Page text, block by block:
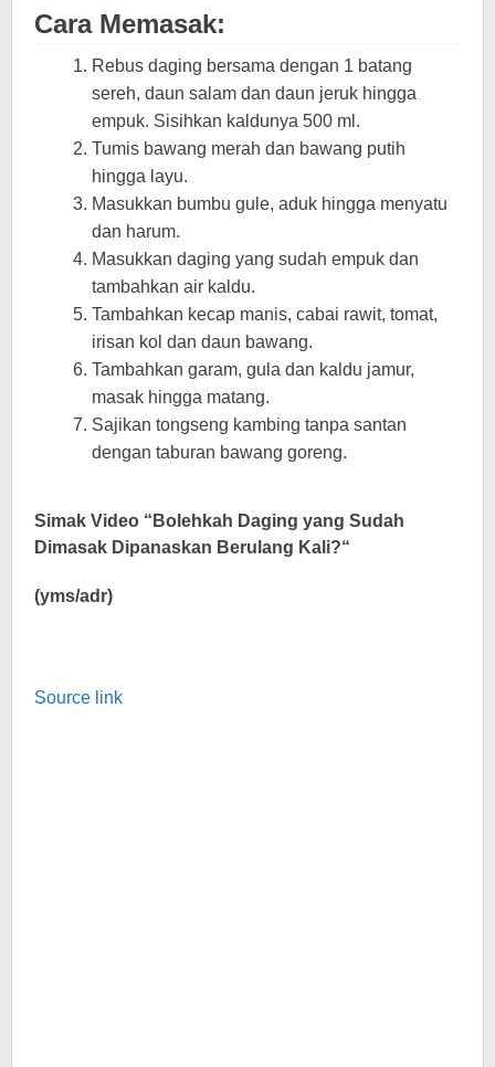
Cara Memasak:
Rebus daging bersama dengan 1 batang
sereh, daun salam dan daun jeruk hingga
empuk. Sisihkan kaldunya 500 ml.
Tumis bawang merah dan bawang putih
hingga layu.
Masukkan bumbu gule, aduk hingga menyatu
dan harum.
Masukkan daging yang sudah empuk dan
tambahkan air kaldu.
Tambahkan kecap manis, cabai rawit, tomat,
irisan kol dan daun bawang.
Tambahkan garam, gula dan kaldu jamur,
masak hingga matang.
Sajikan tongseng kambing tanpa santan
dengan taburan bawang goreng.
Simak Video “ Bolehkah Daging yang Sudah
Dimasak Dipanaskan Berulang Kali?“
(yms/adr)
Source link